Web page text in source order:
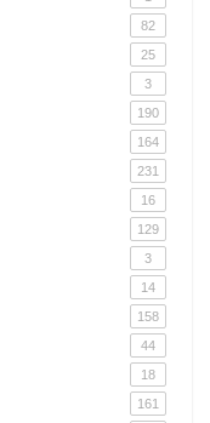
82
25
3
190
164
231
16
129
3
14
158
44
18
161